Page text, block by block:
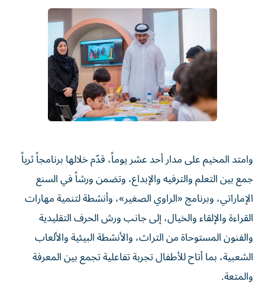
وامتد المخيم على مدار أحد عشر يوماً، قدّم خلالها برنامجاً ثرياً
جمع بين التعلم والترفيه والإبداع، وتضمن ورشاً في السنع
الإماراتي، وبرنامج «الراوي الصغير»، وأنشطة لتنمية مهارات
القراءة والإلقاء والخيال، إلى جانب ورش الحرف التقليدية
والفنون المستوحاة من التراث، والأنشطة البيئية والألعاب
الشعبية، بما أتاح للأطفال تجربة تفاعلية تجمع بين المعرفة
والمتعة.